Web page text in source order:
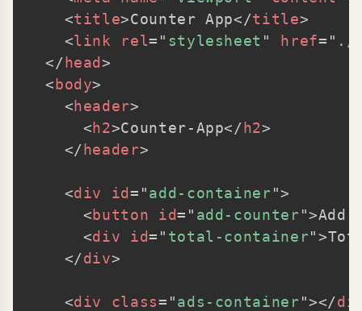
<title>Counter App</title>
<link rel= " stylesheet " href= " ./
</ head>
< body>
<header>
<h2>Counter-App</ h2>
</ header>
<div id= "add-container ">
<button id= " add-counter ">Add
<div id= " total-container">
</div>
<div class= "ads-container "></